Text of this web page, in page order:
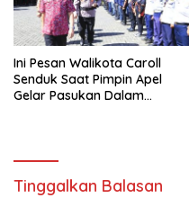
Ini Pesan Walikota Caroll
Senduk Saat Pimpin Apel
Gelar Pasukan Dalam
Tinggalkan Balasan